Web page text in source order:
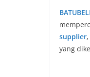
supplier
yang